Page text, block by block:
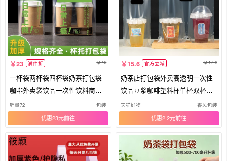
23 满件折 46
一杯袋两杯袋四杯袋奶茶打包袋
咖啡外卖袋饮品一次性饮料商用
袋子
销量72 包装
优惠23元
15.6 官方立减 17.8
奶茶店打包袋外卖高透明一次性
饮品豆浆咖啡塑料杯单杯双杯手
提袋
天猫好物 睿风包装
优惠2.2元